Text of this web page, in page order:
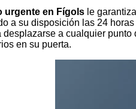
urgente en Fígols le
a su disposición las 24
desplazarse a cualquier
en su puerta.